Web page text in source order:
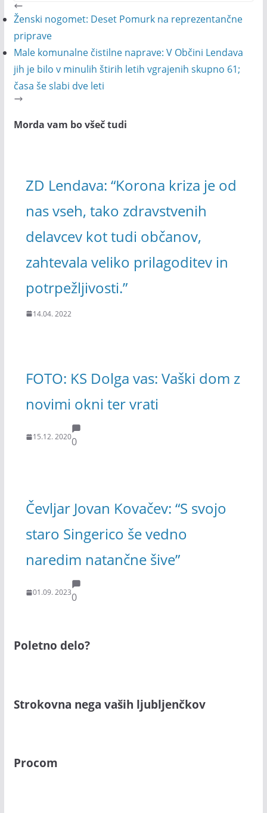
Ženski nogomet: Deset Pomurk na reprezentančne
priprave
Male komunalne čistilne naprave: V Občini Lendava
jih je bilo v minulih štirih letih vgrajenih skupno 61;
časa še slabi dve leti
Morda vam bo všeč tudi
ZD Lendava: “Korona kriza je od
nas vseh, tako zdravstvenih
delavcev kot tudi občanov,
zahtevala veliko prilagoditev in
potrpežljivosti.”
14.04. 2022
FOTO: KS Dolga vas: Vaški dom z
novimi okni ter vrati
15.12. 20200
Čevljar Jovan Kovačev: “S svojo
staro Singerico še vedno
naredim natančne šive”
01.09. 20230
Poletno delo?
Strokovna nega vaših ljubljenčkov
Procom